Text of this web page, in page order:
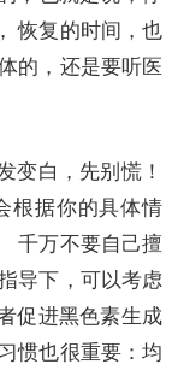
恢复的时间，也
的，还是要听医
变白，先别慌！
根据你的具体情
千万不要自己擅
导下，可以考虑
促进黑色素生成
惯也很重要：均